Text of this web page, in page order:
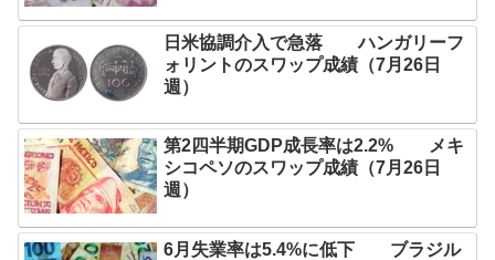
日米協調介入で急落 ハンガリーフ
ォリントのスワップ成績（7月26日
週）
第2四半期GDP成長率は2.2% メキ
シコペソのスワップ成績（7月26日
週）
6月失業率は5.4%に低下 ブラジル